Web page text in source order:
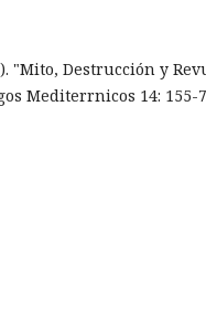
"Mito, Destrucción y
Mediterrnicos 14: 155-